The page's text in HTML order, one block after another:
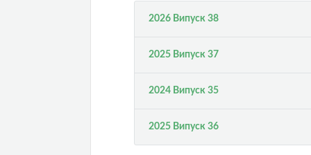
2026 Випуск 38
2025 Випуск 37
2024 Випуск 35
2025 Випуск 36